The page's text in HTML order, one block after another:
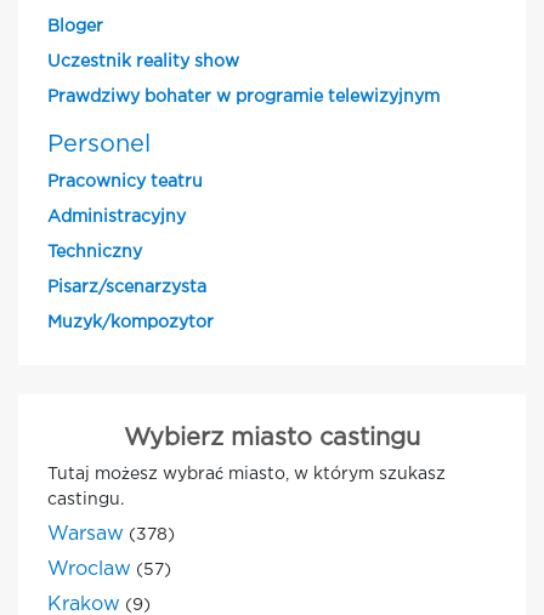
Bloger
Uczestnik reality show
Prawdziwy bohater w programie telewizyjnym
Personel
Pracownicy teatru
Administracyjny
Techniczny
Pisarz/scenarzysta
Muzyk/kompozytor
Wybierz miasto castingu
Tutaj możesz wybrać miasto, w którym szukasz
castingu.
Warsaw (378)
Wroclaw (57)
Krakow (9)